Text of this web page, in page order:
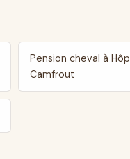
Pension cheval à
Camfrout